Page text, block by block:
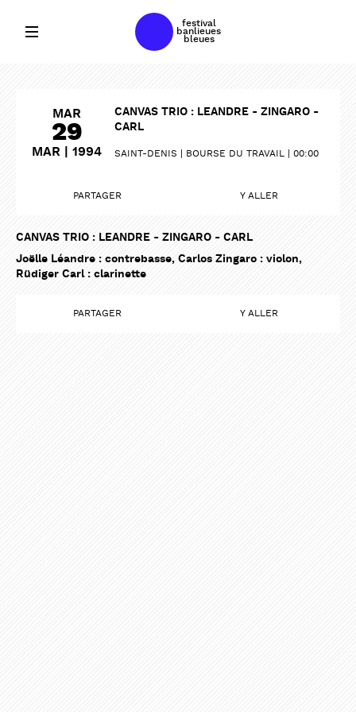
festival
banlieues
bleues
MAR
29
MAR | 1994
CANVAS TRIO : LEANDRE - ZINGARO -
CARL
SAINT-DENIS BOURSE DU TRAVAIL 00:00
PARTAGER Y ALLER
CANVAS TRIO : LEANDRE - ZINGARO - CARL
Joëlle Léandre : contrebasse, Carlos Zingaro : violon,
Rüdiger Carl : clarinette
PARTAGER Y ALLER